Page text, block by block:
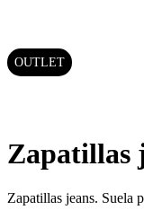
OUTLET
Zapatillas
Zapatillas jeans. Suela